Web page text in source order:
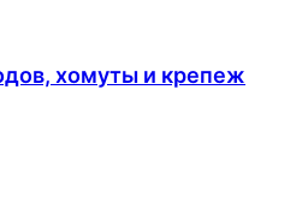
хомуты и крепеж